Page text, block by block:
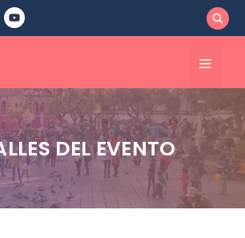
Menú
DEL EVENTO